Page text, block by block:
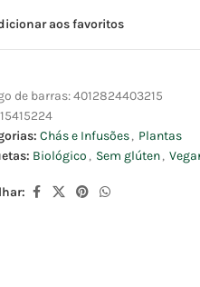
aos favoritos
de barras:4012824403215
15415224
Chás e Infusões, Plantas
Biológico , Sem glúten,